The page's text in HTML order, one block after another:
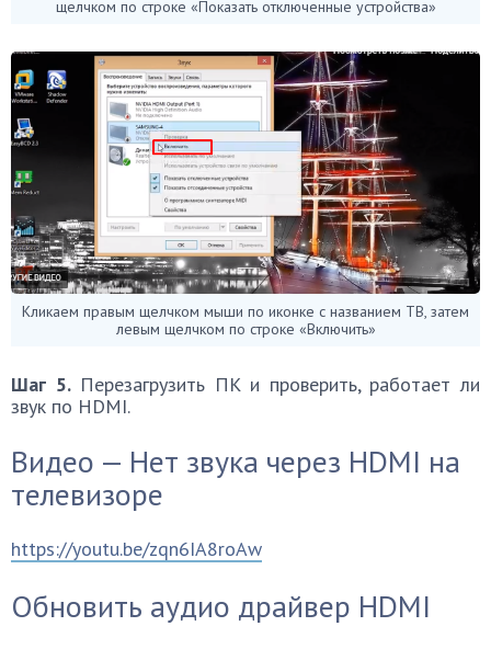
щелчком по строке «Показать отключенные устройства»
Кликаем правым щелчком мыши по иконке с названием ТВ, затем
левым щелчком по строке «Включить»
Шаг 5.Перезагрузить ПК и проверить, работает ли
звук по HDMI.
Видео — Нет звука через HDMI на
телевизоре
https://youtu.be/zqn6IA8roAw
Обновить аудио драйвер HDMI